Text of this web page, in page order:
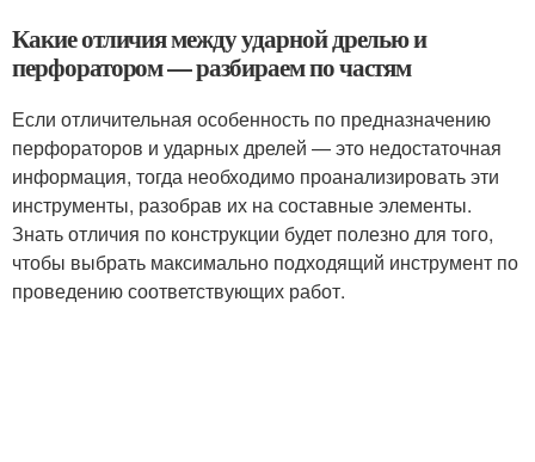
Какие отличия между ударной дрелью и
перфоратором — разбираем по частям
Если отличительная особенность по предназначению
перфораторов и ударных дрелей — это недостаточная
информация, тогда необходимо проанализировать эти
инструменты, разобрав их на составные элементы.
Знать отличия по конструкции будет полезно для того,
чтобы выбрать максимально подходящий инструмент по
проведению соответствующих работ.